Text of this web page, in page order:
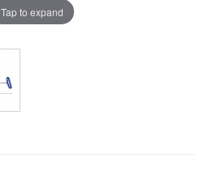
Tap to expand